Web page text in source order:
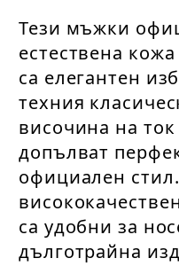
Тези мъжки
естествена
са елегантен
техния
височина на
допълват
официален
са удобни за
дълготрайна